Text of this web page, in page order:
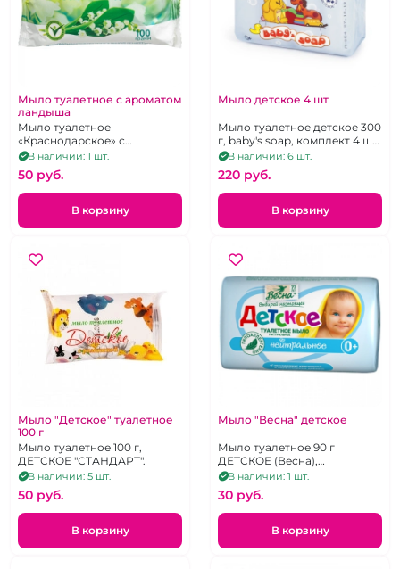
Мыло туалетное с ароматом
ландыша
Мыло туалетное
«Краснодарское» с
ароматом Ландыша 100 г
В наличии: 1 шт.
50 pуб.
В корзину
Мыло детское 4 шт
Мыло туалетное детское 300
г, baby's soap, комплект 4 шт.
х 75 г, натуральное.
В наличии: 6 шт.
220 pуб.
В корзину
Мыло "Детское" туалетное
100 г
Мыло туалетное 100 г,
ДЕТСКОЕ "СТАНДАРТ".
В наличии: 5 шт.
50 pуб.
В корзину
Мыло "Весна" детское
Мыло туалетное 90 г
ДЕТСКОЕ (Весна),
нейтральное, без отдушек и
красителей.
В наличии: 1 шт.
30 pуб.
В корзину